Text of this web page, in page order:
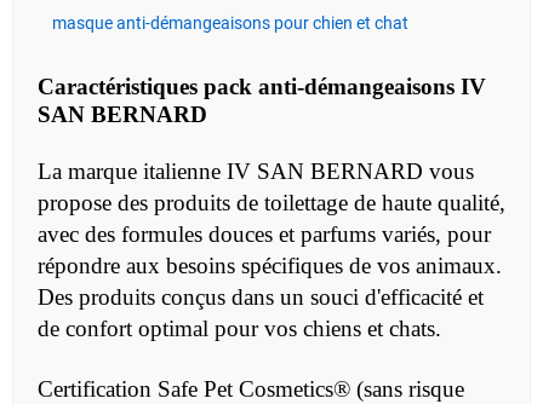
masque anti-démangeaisons pour chien et chat
Caractéristiques pack anti-démangeaisons IV
SAN BERNARD
La marque italienne IV SAN BERNARD vous
propose des produits de toilettage de haute qualité,
avec des formules douces et parfums variés, pour
répondre aux besoins spécifiques de vos animaux.
Des produits conçus dans un souci d'efficacité et
de confort optimal pour vos chiens et chats.
Certification Safe Pet Cosmetics® (sans risque